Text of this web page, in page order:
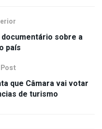
sobre a
país
que Câmara vai votar
de turismo